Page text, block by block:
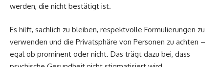
werden, die nicht bestätigt ist.
Es hilft, sachlich zu bleiben, respektvolle Formulierungen zu
verwenden und die Privatsphäre von Personen zu achten –
egal ob prominent oder nicht. Das trägt dazu bei, dass